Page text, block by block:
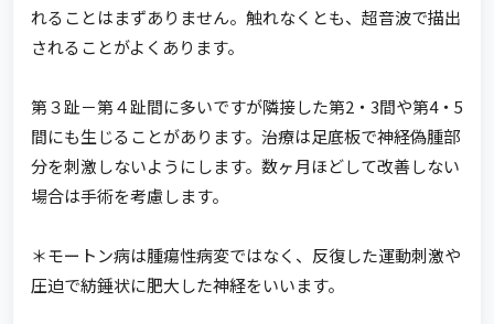
れることはまずありません。触れなくとも、超音波で描出
されることがよくあります。
第３趾－第４趾間に多いですが隣接した第2・3間や第4・5
間にも生じることがあります。治療は足底板で神経偽腫部
分を刺激しないようにします。数ヶ月ほどして改善しない
場合は手術を考慮します。
＊モートン病は腫瘍性病変ではなく、反復した運動刺激や
圧迫で紡錘状に肥大した神経をいいます。